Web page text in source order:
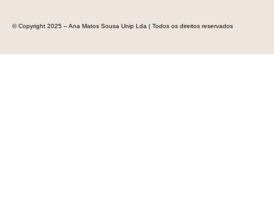
© Copyright 2025 – Ana Matos Sousa Unip Lda | Todos os direitos reservados